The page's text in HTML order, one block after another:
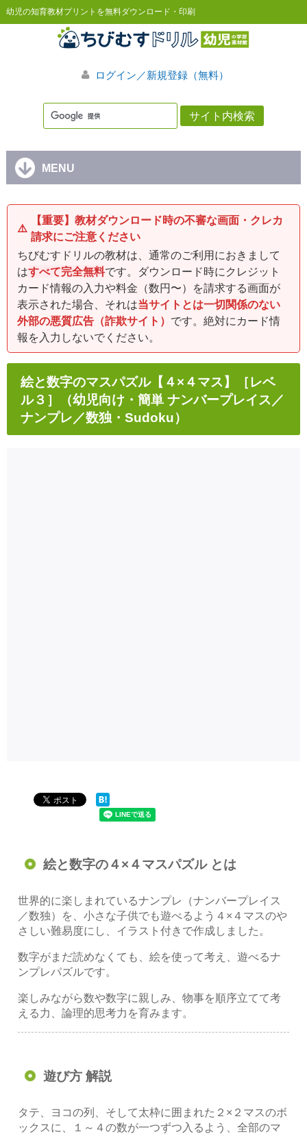
幼児の知育教材プリントを無料ダウンロード・印刷
ログイン／新規登録（無料）
MENU
⚠️
【重要】教材ダウンロード時の不審な画面・クレカ
請求にご注意ください
ちびむすドリルの教材は、通常のご利用におきまして
はすべて完全無料です。ダウンロード時にクレジット
カード情報の入力や料金（数円〜）を請求する画面が
表示された場合、それは当サイトとは一切関係のない
外部の悪質広告（詐欺サイト） です。絶対にカード情
報を入力しないでください。
絵と数字のマスパズル【４×４マス】［レベ
ル３］（幼児向け・簡単 ナンバープレイス／
ナンプレ／数独・Sudoku）
絵と数字の４×４マスパズル とは
世界的に楽しまれているナンプレ（ナンバープレイス
／数独）を、小さな子供でも遊べるよう４×４マスのや
さしい難易度にし、イラスト付きで作成しました。
数字がまだ読めなくても、絵を使って考え、遊べるナ
ンプレパズルです。
楽しみながら数や数字に親しみ、物事を順序立てて考
える力、論理的思考力を育みます。
遊び方 解説
タテ、ヨコの列、そして太枠に囲まれた２×２マスのボ
ックスに、１～４の数が一つずつ入るよう、全部のマ